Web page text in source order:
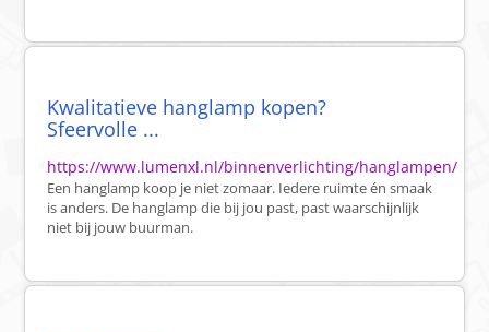
Kwalitatieve hanglamp kopen?
Sfeervolle ...
https://www.lumenxl.nl/binnenverlichting/hanglampen/
Een hanglamp koop je niet zomaar. Iedere ruimte én smaak
is anders. De hanglamp die bij jou past, past waarschijnlijk
niet bij jouw buurman.